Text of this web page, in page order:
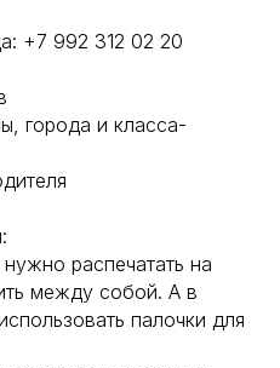
+7 992 312 02 20
города и класса-
распечатать на
между собой. А в
палочки для